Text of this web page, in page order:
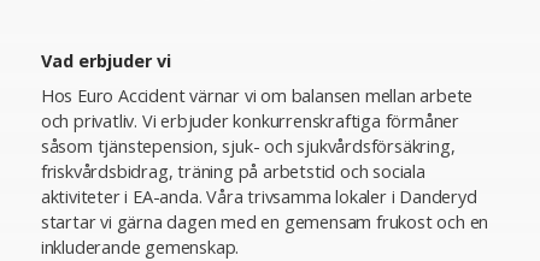
Vad erbjuder vi
Hos Euro Accident värnar vi om balansen mellan arbete
och privatliv. Vi erbjuder konkurrenskraftiga förmåner
såsom tjänstepension, sjuk- och sjukvårdsförsäkring,
friskvårdsbidrag, träning på arbetstid och sociala
aktiviteter i EA-anda. Våra trivsamma lokaler i Danderyd
startar vi gärna dagen med en gemensam frukost och en
inkluderande gemenskap.